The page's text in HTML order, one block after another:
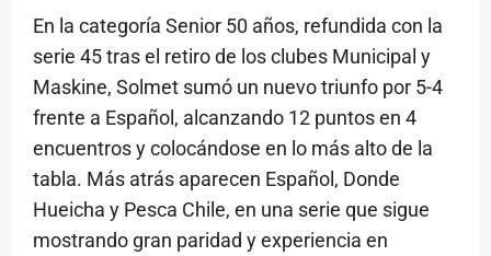
En la categoría Senior 50 años, refundida con la
serie 45 tras el retiro de los clubes Municipal y
Maskine, Solmet sumó un nuevo triunfo por 5-4
frente a Español, alcanzando 12 puntos en 4
encuentros y colocándose en lo más alto de la
tabla. Más atrás aparecen Español, Donde
Hueicha y Pesca Chile, en una serie que sigue
mostrando gran paridad y experiencia en